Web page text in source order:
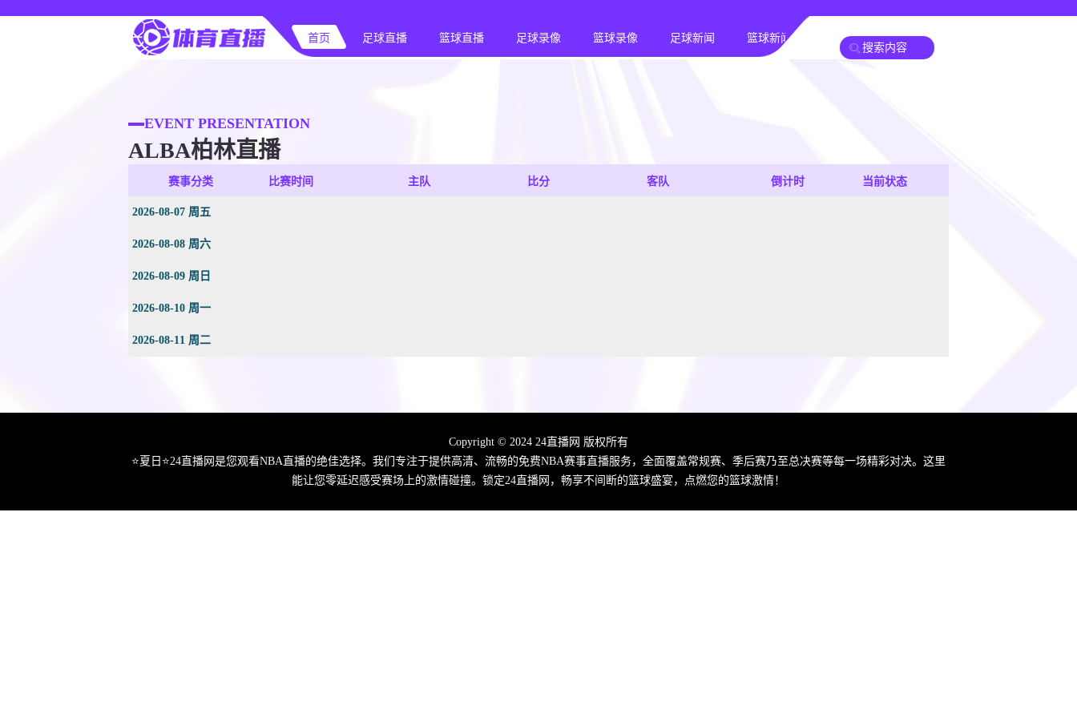
首页 足球直播 篮球直播 足球录像 篮球录像 足球新闻 篮球新闻
EVENT PRESENTATION
ALBA柏林直播
赛事分类 比赛时间 主队 比分 客队 倒计时 当前状态
2026-08-07 周五
2026-08-08 周六
2026-08-09 周日
2026-08-10 周一
2026-08-11 周二
Copyright © 2024 24直播网 版权所有
⭐️夏日⭐24直播网是您观看NBA直播的绝佳选择。我们专注于提供高清、流畅的免费NBA赛事直播服务，全面覆盖常规赛、季后赛乃至总决赛等每一场精彩对决。这里
能让您零延迟感受赛场上的激情碰撞。锁定24直播网，畅享不间断的篮球盛宴，点燃您的篮球激情！